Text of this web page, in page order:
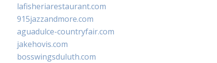
lafisheriarestaurant.com
915jazzandmore.com
aguadulce-countryfair.com
jakehovis.com
bosswingsduluth.com